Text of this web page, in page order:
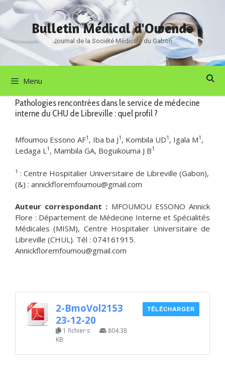
Aller
au
contenu
Bulletin Médical d'Owendo
Journal de la Société Médicale du Gabon
Menu
Pathologies rencontrées dans le service de médecine
interne du CHU de Libreville : quel profil ?
Mfoumou Essono AF1 , Iba ba J1 , Kombila UD1 , Igala M1 ,
Ledaga L1 , Mambila GA, Boguikouma J B1
¹ : Centre Hospitalier Universitaire de Libreville (Gabon),
(&) : annickfloremfoumou@gmail.com
Auteur correspondant : MFOUMOU ESSONO Annick
Flore : Département de Médecine Interne et Spécialités
Médicales (MISM), Centre Hospitalier Universitaire de
Libreville (CHUL). Tél : 074161915.
Annickfloremfoumou@gmail.com
2-BmoVol2153
23-12-20
1 fichier·s
804.38
KB
TÉLÉCHARGER